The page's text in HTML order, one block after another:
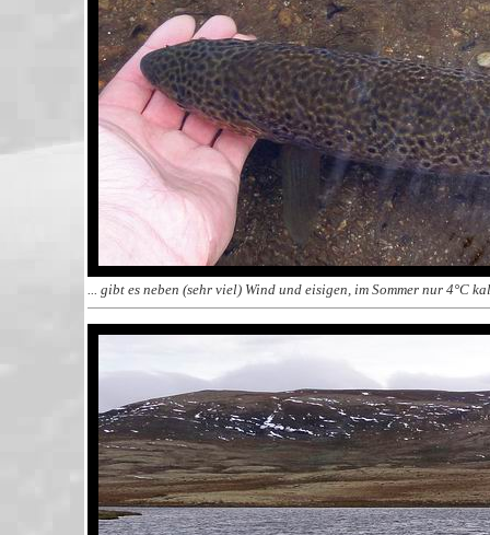
... gibt es neben (sehr viel) Wind und eisigen, im Sommer nur 4°C